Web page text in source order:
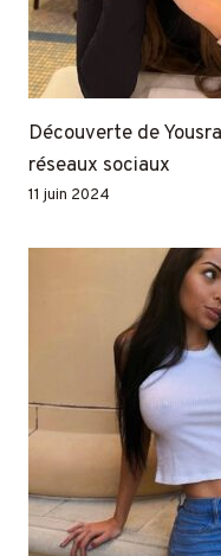
Découverte de
réseaux sociaux
11 juin 2024